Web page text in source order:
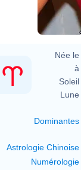
Née le
à
Soleil
Lune
Dominantes
Astrologie Chinoise
Numérologie